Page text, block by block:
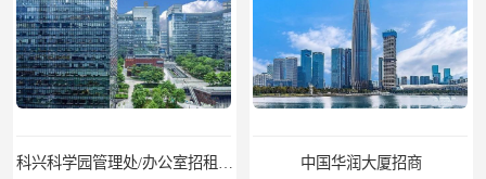
中国华润大厦招商